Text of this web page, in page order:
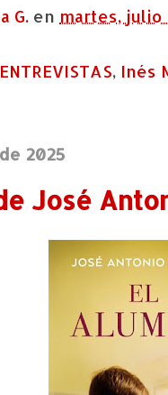
G. en martes, julio
ENTREVISTAS, Inés
2025
José